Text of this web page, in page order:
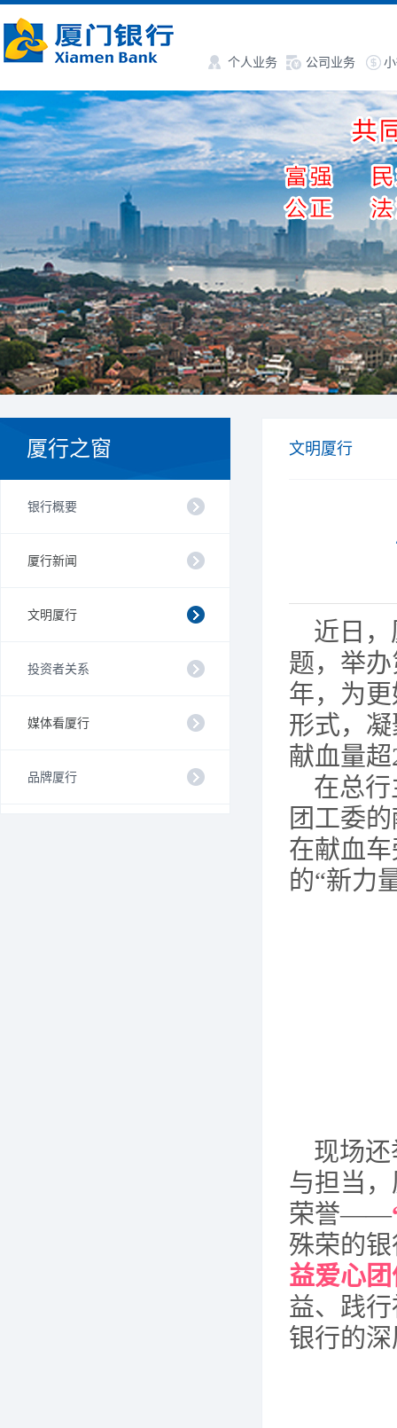
个人业务 公司业务
厦行之窗
银行概要
厦行新闻
文明厦行
投资者关系
媒体看厦行
品牌厦行
文明厦行
近日
题，举
年，为
形式，
献血量
在总
团工委
在献血
的“新力
现场
与担当
荣誉——
殊荣的
益爱心团
益、践
银行的